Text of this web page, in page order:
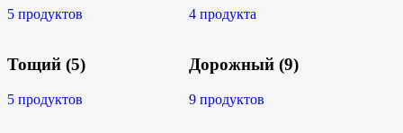
5 продуктов
Тощий (5)
5 продуктов
4 продукта
Дорожный (9)
9 продуктов